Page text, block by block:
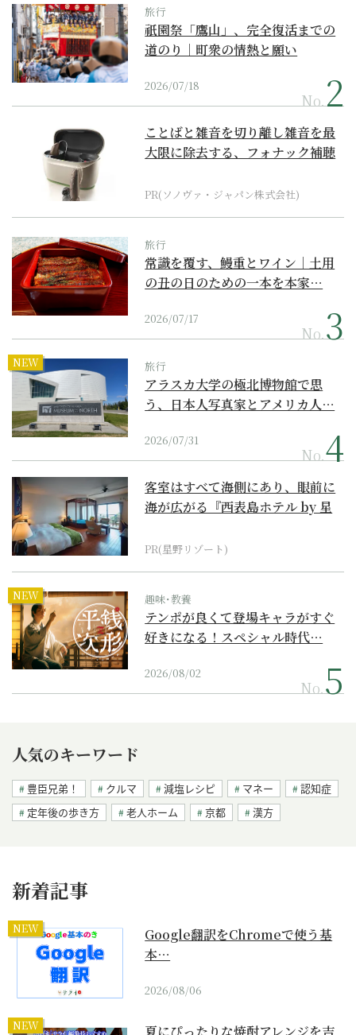
旅行
祇園祭「鷹山」、完全復活までの
道のり｜町衆の情熱と願い
2026/07/18
No.
ことばと雑音を切り離し雑音を最
大限に除去する、フォナック補聴
PR(ソノヴァ・ジャパン株式会社)
旅行
常識を覆す、鰻重とワイン｜土用
の丑の日のための一本を本家…
2026/07/17
No.
NEW 旅行
アラスカ大学の極北博物館で思
う、日本人写真家とアメリカ人…
2026/07/31
No.
客室はすべて海側にあり、眼前に
海が広がる『西表島ホテル by 星
PR(星野リゾート)
NEW 趣味･教養
テンポが良くて登場キャラがすぐ
好きになる！スペシャル時代…
2026/08/02
No.
人気のキーワード
豊臣兄弟！ クルマ 減塩レシピ マネー
認知症
定年後の歩き方
老人ホーム 京都 漢方
新着記事
NEW
Google翻訳をChromeで使う基
本…
2026/08/06
NEW